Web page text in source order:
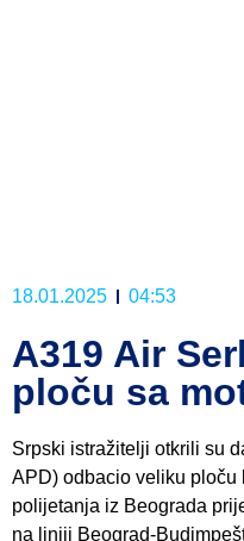
18.01.2025 04:53
A319 Air
ploču sa
Srpski istražitelji otkrili su
APD) odbacio veliku ploču
polijetanja iz Beograda
na liniji Beograd-